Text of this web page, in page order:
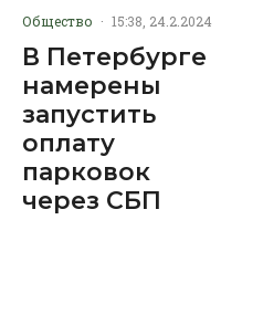
Общество · 15:38, 24.2.2024
В Петербурге
намерены
запустить
оплату
парковок
через СБП